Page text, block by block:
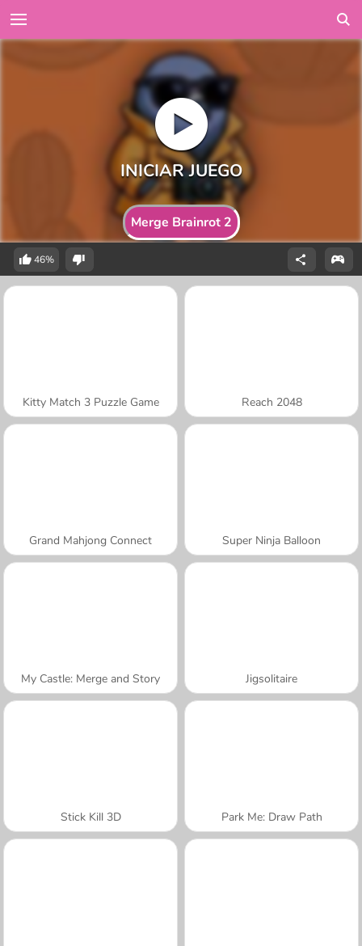
Merge Brainrot 2
46%
Kitty Match 3 Puzzle Game Reach 2048
Grand Mahjong Connect Super Ninja Balloon
My Castle: Merge and Story Jigsolitaire
Stick Kill 3D Park Me: Draw Path